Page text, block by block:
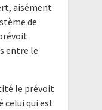
aisément
de
entre le
le prévoit
celui qui est